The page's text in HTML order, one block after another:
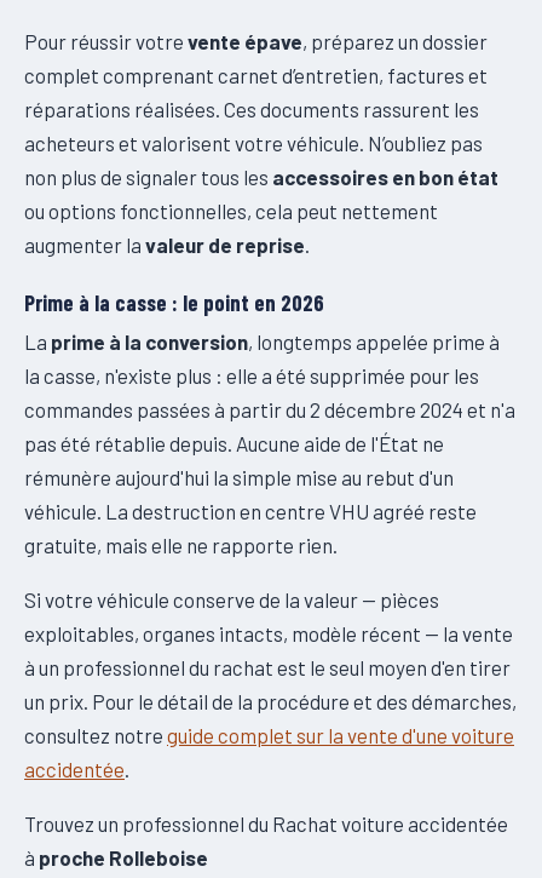
Pour réussir votre vente épave, préparez un dossier
complet comprenant carnet d’entretien, factures et
réparations réalisées. Ces documents rassurent les
acheteurs et valorisent votre véhicule. N’oubliez pas
non plus de signaler tous les accessoires en bon état
ou options fonctionnelles, cela peut nettement
augmenter la valeur de reprise
Prime à la casse : le point en 2026
La prime à la conversion, longtemps appelée prime à
la casse, n'existe plus : elle a été supprimée pour les
commandes passées à partir du 2 décembre 2024 et n'a
pas été rétablie depuis. Aucune aide de l'État ne
rémunère aujourd'hui la simple mise au rebut d'un
véhicule. La destruction en centre VHU agréé reste
gratuite, mais elle ne rapporte rien.
Si votre véhicule conserve de la valeur — pièces
exploitables, organes intacts, modèle récent — la vente
à un professionnel du rachat est le seul moyen d'en tirer
un prix. Pour le détail de la procédure et des démarches,
consultez notre guide complet sur la vente d'une voiture
accidentée.
Trouvez un professionnel du Rachat voiture accidentée
à proche Rolleboise